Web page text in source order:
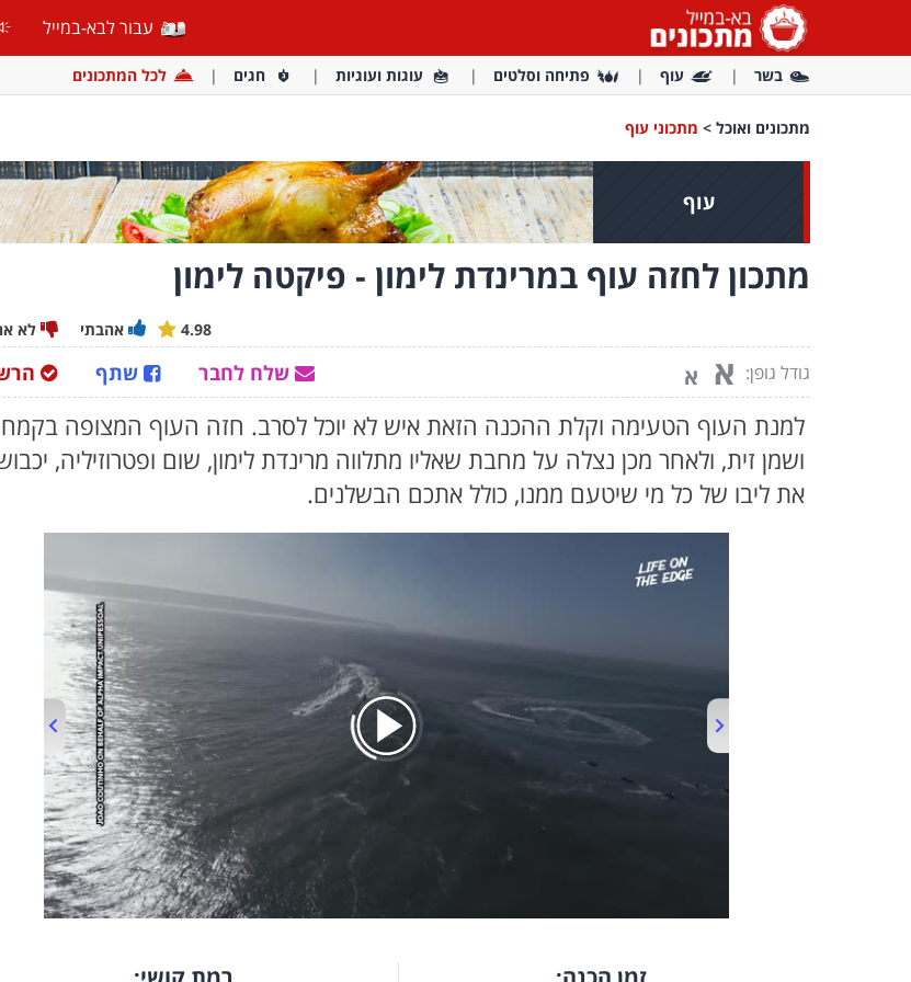
עבור לבא-במייל
בשר עוף פתיחה וסלטים עוגות ועוגיות חגים לכל המתכונים
מתכונים ואוכל > מתכוני עוף
עוף
מתכון לחזה עוף במרינדת לימון - פיקטה לימון
אהבתי לא 4.98
גודל גופן: א א שתף שלח לחבר
למנת העוף הטעימה וקלת ההכנה הזאת איש לא יוכל לסרב. חזה העוף המצופה בקמח
ושמן זית, ולאחר מכן נצלה על מחבת שאליו מתלווה מרינדת לימון, שום ופטרוזיליה,
את ליבו של כל מי שיטעם ממנו, כולל אתכם הבשלנים.
00:00/01:37